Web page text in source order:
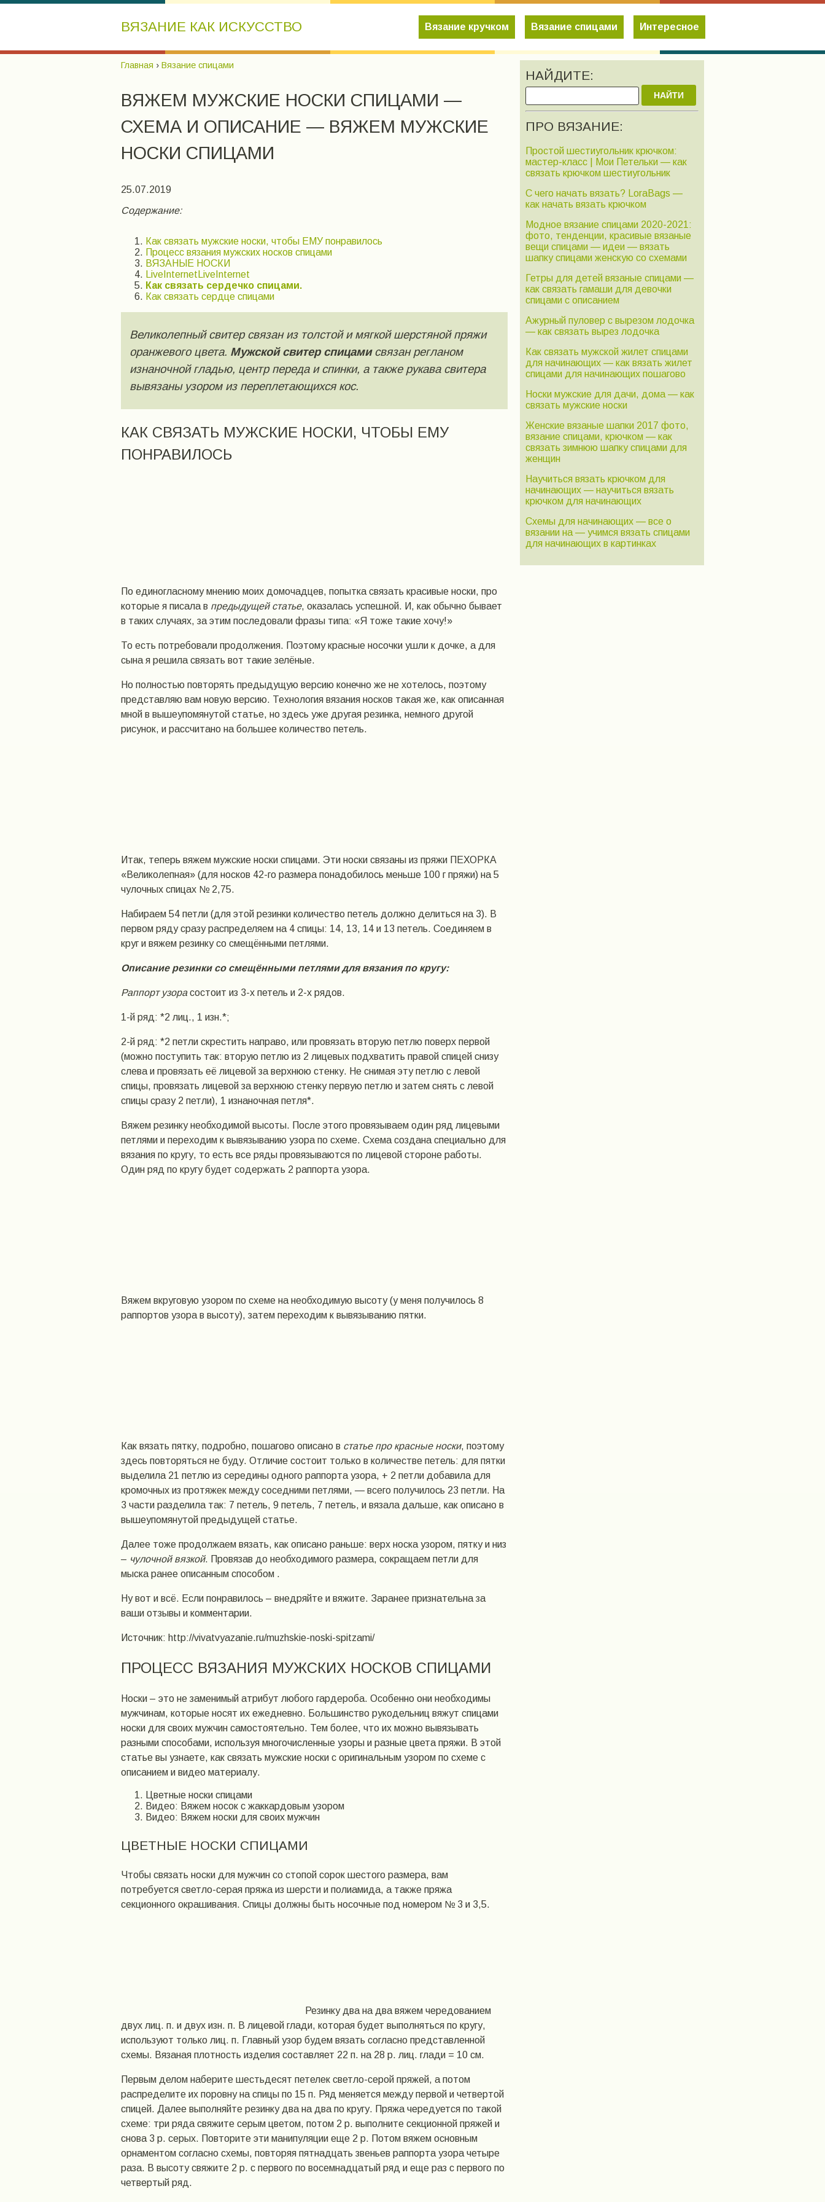
ВЯЗАНИЕ КАК ИСКУССТВО Вязание кручком Вязание спицами Интересное
Главная › Вязание спицами
ВЯЖЕМ МУЖСКИЕ НОСКИ СПИЦАМИ —
СХЕМА И ОПИСАНИЕ — ВЯЖЕМ МУЖСКИЕ
НОСКИ СПИЦАМИ
25.07.2019
Содержание:
Как связать мужские носки, чтобы ЕМУ понравилось
Процесс вязания мужских носков спицами
ВЯЗАНЫЕ НОСКИ
LiveInternetLiveInternet
Как связать сердечко спицами.
Как связать сердце спицами
Великолепный свитер связан из толстой и мягкой шерстяной пряжи
оранжевого цвета. Мужской свитер спицамисвязан регланом
изнаночной гладью, центр переда и спинки, а также рукава свитера
вывязаны узором из переплетающихся кос.
КАК СВЯЗАТЬ МУЖСКИЕ НОСКИ, ЧТОБЫ ЕМУ
ПОНРАВИЛОСЬ
По единогласному мнению моих домочадцев, попытка связать красивые носки, про
которые я писала в предыдущей статье, оказалась успешной. И, как обычно бывает
в таких случаях, за этим последовали фразы типа: «Я тоже такие хочу!»
То есть потребовали продолжения. Поэтому красные носочки ушли к дочке, а для
сына я решила связать вот такие зелёные.
Но полностью повторять предыдущую версию конечно же не хотелось, поэтому
представляю вам новую версию. Технология вязания носков такая же, как описанная
мной в вышеупомянутой статье, но здесь уже другая резинка, немного другой
рисунок, и рассчитано на большее количество петель.
Итак, теперь вяжем мужские носки спицами. Эти носки связаны из пряжи ПЕХОРКА
«Великолепная» (для носков 42-го размера понадобилось меньше 100 г пряжи) на 5
чулочных спицах № 2,75.
Набираем 54 петли (для этой резинки количество петель должно делиться на 3). В
первом ряду сразу распределяем на 4 спицы: 14, 13, 14 и 13 петель. Соединяем в
круг и вяжем резинку со смещёнными петлями.
Описание резинки со смещёнными петлями для вязания по кругу:
Раппорт узорасостоит из 3-х петель и 2-х рядов.
1-й ряд: *2 лиц., 1 изн.*;
2-й ряд: *2 петли скрестить направо, или провязать вторую петлю поверх первой
(можно поступить так: вторую петлю из 2 лицевых подхватить правой спицей снизу
слева и провязать её лицевой за верхнюю стенку. Не снимая эту петлю с левой
спицы, провязать лицевой за верхнюю стенку первую петлю и затем снять с левой
спицы сразу 2 петли), 1 изнаночная петля*.
Вяжем резинку необходимой высоты. После этого провязываем один ряд лицевыми
петлями и переходим к вывязыванию узора по схеме. Схема создана специально для
вязания по кругу, то есть все ряды провязываются по лицевой стороне работы.
Один ряд по кругу будет содержать 2 раппорта узора.
Вяжем вкруговую узором по схеме на необходимую высоту (у меня получилось 8
раппортов узора в высоту), затем переходим к вывязыванию пятки.
Как вязать пятку, подробно, пошагово описано в статье про красные носки, поэтому
здесь повторяться не буду. Отличие состоит только в количестве петель: для пятки
выделила 21 петлю из середины одного раппорта узора, + 2 петли добавила для
кромочных из протяжек между соседними петлями, — всего получилось 23 петли. На
3 части разделила так: 7 петель, 9 петель, 7 петель, и вязала дальше, как описано в
вышеупомянутой предыдущей статье.
Далее тоже продолжаем вязать, как описано раньше: верх носка узором, пятку и низ
– чулочной вязкой. Провязав до необходимого размера, сокращаем петли для
мыска ранее описанным способом .
Ну вот и всё. Если понравилось – внедряйте и вяжите. Заранее признательна за
ваши отзывы и комментарии.
Источник: http://vivatvyazanie.ru/muzhskie-noski-spitzami/
ПРОЦЕСС ВЯЗАНИЯ МУЖСКИХ НОСКОВ СПИЦАМИ
Носки – это не заменимый атрибут любого гардероба. Особенно они необходимы
мужчинам, которые носят их ежедневно. Большинство рукодельниц вяжут спицами
носки для своих мужчин самостоятельно. Тем более, что их можно вывязывать
разными способами, используя многочисленные узоры и разные цвета пряжи. В этой
статье вы узнаете, как связать мужские носки с оригинальным узором по схеме с
описанием и видео материалу.
Цветные носки спицами
Видео: Вяжем носок с жаккардовым узором
Видео: Вяжем носки для своих мужчин
ЦВЕТНЫЕ НОСКИ СПИЦАМИ
Чтобы связать носки для мужчин со стопой сорок шестого размера, вам
потребуется светло-серая пряжа из шерсти и полиамида, а также пряжа
секционного окрашивания. Спицы должны быть носочные под номером № 3 и 3,5.
Резинку два на два вяжем чередованием
двух лиц. п. и двух изн. п. В лицевой глади, которая будет выполняться по кругу,
используют только лиц. п. Главный узор будем вязать согласно представленной
схемы. Вязаная плотность изделия составляет 22 п. на 28 р. лиц. глади = 10 см.
Первым делом наберите шестьдесят петелек светло-серой пряжей, а потом
распределите их поровну на спицы по 15 п. Ряд меняется между первой и четвертой
спицей. Далее выполняйте резинку два на два по кругу. Пряжа чередуется по такой
схеме: три ряда свяжите серым цветом, потом 2 р. выполните секционной пряжей и
снова 3 р. серых. Повторите эти манипуляции еще 2 р. Потом вяжем основным
орнаментом согласно схемы, повторяя пятнадцать звеньев раппорта узора четыре
раза. В высоту свяжите 2 р. с первого по восемнадцатый ряд и еще раз с первого по
четвертый ряд.
НАЙДИТЕ:
НАЙТИ
ПРО ВЯЗАНИЕ:
Простой шестиугольник крючком:
мастер-класс | Мои Петельки — как
связать крючком шестиугольник
С чего начать вязать? LoraBags —
как начать вязать крючком
Модное вязание спицами 2020-2021:
фото, тенденции, красивые вязаные
вещи спицами — идеи — вязать
шапку спицами женскую со схемами
Гетры для детей вязаные спицами —
как связать гамаши для девочки
спицами с описанием
Ажурный пуловер с вырезом лодочка
— как связать вырез лодочка
Как связать мужской жилет спицами
для начинающих — как вязать жилет
спицами для начинающих пошагово
Носки мужские для дачи, дома — как
связать мужские носки
Женские вязаные шапки 2017 фото,
вязание спицами, крючком — как
связать зимнюю шапку спицами для
женщин
Научиться вязать крючком для
начинающих — научиться вязать
крючком для начинающих
Схемы для начинающих — все о
вязании на — учимся вязать спицами
для начинающих в картинках